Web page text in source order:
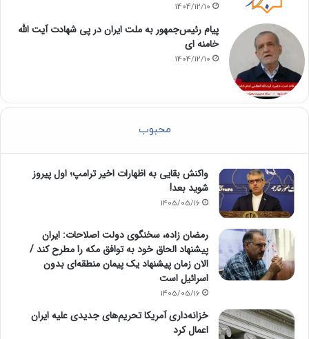
1404/12/10
پیام رئیس‌جمهور به ملت ایران در پی شهادت آیت الله
خامنه ای
1404/12/10
محبوب
واکنش بقایی به اظهارات اخیر ترامپ؛ اول پیروز
شوید بعد!
1405/05/16
رمضان زاده، سخنگوی دولت اصلاحات: ایران
پیشنهاد الحاق خود به توافق مکه را مطرح کند /
الان زمان پیشنهاد یک پیمان منطقه‌ای بدون
اسرائیل است
1405/05/16
خزانه‌داری آمریکا تحریم‌های جدیدی علیه ایران
اعمال کرد